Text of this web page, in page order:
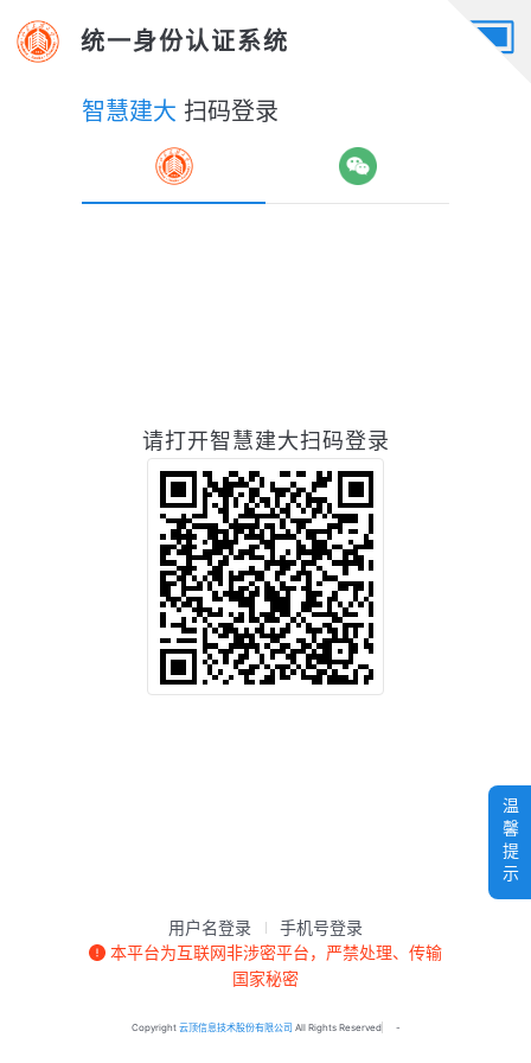
统一身份认证系统
温馨提示
智慧建大 扫码登录
请打开智慧建大扫码登录
用户名登录
手机号登录
本平台为互联网非涉密平台，严禁处理、传输
国家秘密
Copyright 云顶信息技术股份有限公司 All Rights Reserved -